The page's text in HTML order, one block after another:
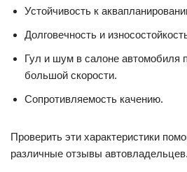
Устойчивость к
Долговечность и
Гул и шум в салоне автомобиля
большой скорости.
Сопротивляемость качению.
Проверить эти характеристики
различные отзывы автовладельцев.